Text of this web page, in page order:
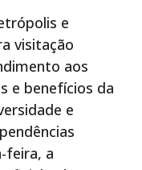
e
visitação
aos
e benefícios da
e
feira, a